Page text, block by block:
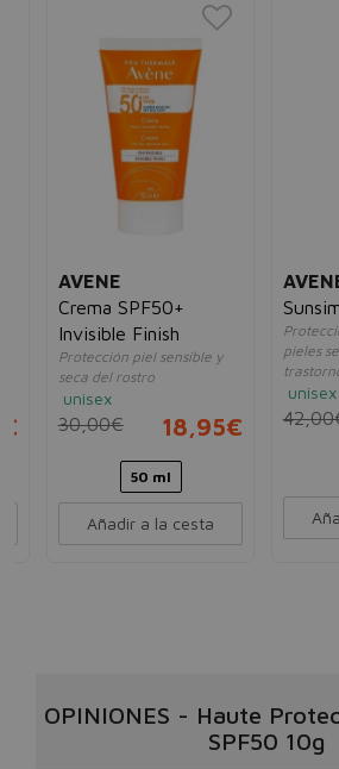
AVENE
Crema SPF50+
Invisible Finish
Protección piel sensible y
seca del rostro
unisex
30,00€ 18,95€
50 ml
Añadir a la cesta
pieles
unisex
OPINIONES - Haute
SPF50 10g